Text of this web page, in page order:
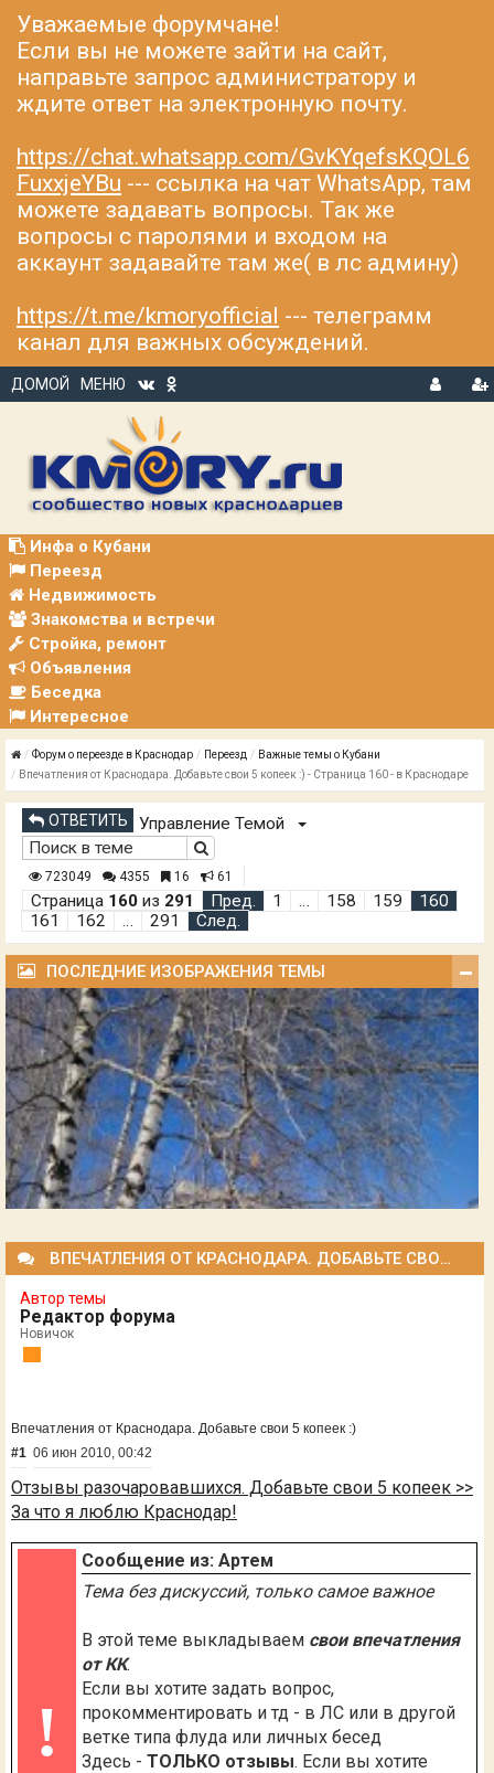
Уважаемые форумчане!
Если вы не можете зайти на сайт,
направьте запрос администратору и
ждите ответ на электронную почту.
https://chat.whatsapp.com/GvKYqefsKQOL6
FuxxjeYBu --- ссылка на чат WhatsApp, там
можете задавать вопросы. Так же
вопросы с паролями и входом на
аккаунт задавайте там же( в лс админу)
https://t.me/kmoryofficial --- телеграмм
канал для важных обсуждений.
ДОМОЙ
МЕНЮ
В
Р
Инфа о Кубани
Переезд
Недвижимость
Знакомства и встречи
Стройка, ремонт
Объявления
Беседка
Интересное
Форум о переезде в Краснодар Переезд
Важные темы о Кубани
Впечатления от Краснодара. Добавьте свои 5 копеек :) - Страница 160 - в Краснодаре
ОТВЕТИТЬ Управление Темой
723049 4355 16 61
Страница 160 из 291 Пред. 1 … 158 159
160
161
162 … 291 След.
ПОСЛЕДНИЕ ИЗОБРАЖЕНИЯ ТЕМЫ
ВПЕЧАТЛЕНИЯ ОТ КРАСНОДАРА. ДОБАВЬТЕ СВОИ 5 КОПЕЕК :)
Автор темы
Редактор форума
Новичок
Впечатления от Краснодара. Добавьте свои 5 копеек :)
#1 06 июн 2010, 00:42
Отзывы разочаровавшихся. Добавьте свои 5 копеек >>
За что я люблю Краснодар!
!
Сообщение из: Артем
Тема без дискуссий, только самое важное
В этой теме выкладываем свои впечатления
от КК.
Если вы хотите задать вопрос,
прокомментировать и тд - в ЛС или в другой
ветке типа флуда или личных бесед
Здесь - ТОЛЬКО отзывы. Если вы хотите